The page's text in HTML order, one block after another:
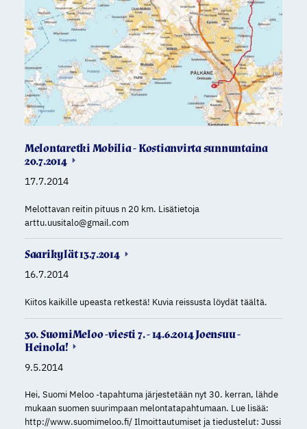
Melontaretki Mobilia - Kostianvirta sunnuntaina
20.7.2014
17.7.2014
Melottavan reitin pituus n 20 km. Lisätietoja
arttu.uusitalo@gmail.com
Saarikylät 13.7.2014
16.7.2014
Kiitos kaikille upeasta retkestä! Kuvia reissusta löydät täältä.
30. SuomiMeloo -viesti 7. - 14.6.2014 Joensuu -
Heinola!
9.5.2014
Hei, Suomi Meloo -tapahtuma järjestetään nyt 30. kerran, lähde
mukaan suomen suurimpaan melontatapahtumaan. Lue lisää:
http://www.suomimeloo.fi/ Ilmoittautumiset ja tiedustelut: Jussi